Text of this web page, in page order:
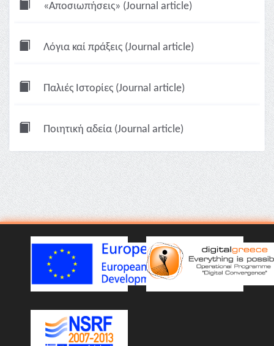
«Αποσιωπήσεις» (Journal article)
Λόγια καί πράξεις (Journal article)
Παλιές Ιστορίες (Journal article)
Ποιητική αδεία (Journal article)